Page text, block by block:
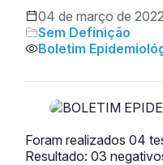
04 de março de 2022
Sem Definição
Boletim
Foram realizados 04
Resultado: 03